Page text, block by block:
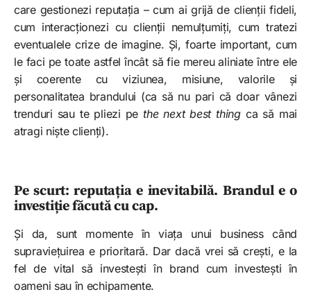
care gestionezi reputația – cum ai grijă de clienții fideli,
cum interacționezi cu clienții nemulțumiți, cum tratezi
eventualele crize de imagine. Și, foarte important, cum
le faci pe toate astfel încât să fie mereu aliniate între ele
și coerente cu viziunea, misiune, valorile și
personalitatea brandului (ca să nu pari că doar vânezi
trenduri sau te pliezi pethe next best thingca să mai
atragi niște clienți).
Pe scurt: reputația e inevitabilă. Brandul e o
investiție făcută cu cap.
Și da, sunt momente în viața unui business când
supraviețuirea e prioritară. Dar dacă vrei să crești, e la
fel de vital să investești în brand cum investești în
oameni sau în echipamente.